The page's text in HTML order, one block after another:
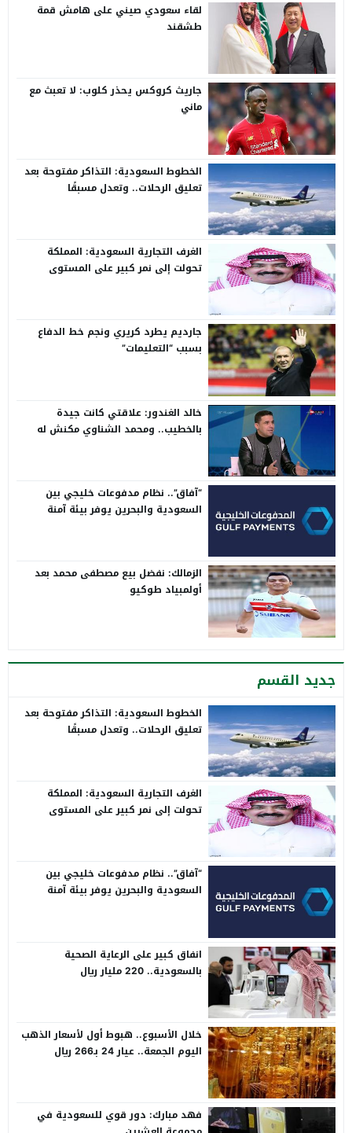
لقاء سعودي صيني على هامش قمة
طشقند
جاريث كروكس يحذر كلوب: لا تعبث مع
ماني
الخطوط السعودية: التذاكر مفتوحة بعد
تعليق الرحلات.. وتعدل مسبقًا
الغرف التجارية السعودية: المملكة
تحولت إلى نمر كبير على المستوى
جارديم يطرد كريري ونجم خط الدفاع
بسبب “التعليمات”
خالد الغندور: علاقتي كانت جيدة
بالخطيب.. ومحمد الشناوي مكنش له
“آفاق”.. نظام مدفوعات خليجي بين
السعودية والبحرين يوفر بيئة آمنة
الزمالك: نفضل بيع مصطفى محمد بعد
أولمبياد طوكيو
جديد القسم
الخطوط السعودية: التذاكر مفتوحة بعد
تعليق الرحلات.. وتعدل مسبقًا
الغرف التجارية السعودية: المملكة
تحولت إلى نمر كبير على المستوى
“آفاق”.. نظام مدفوعات خليجي بين
السعودية والبحرين يوفر بيئة آمنة
انفاق كبير على الرعاية الصحية
بالسعودية.. 220 مليار ريال
خلال الأسبوع.. هبوط أول لأسعار الذهب
اليوم الجمعة.. عيار 24 بـ266 ريال
فهد مبارك: دور قوي للسعودية في